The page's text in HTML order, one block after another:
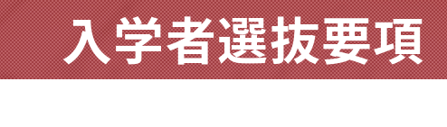
入学者選抜要項